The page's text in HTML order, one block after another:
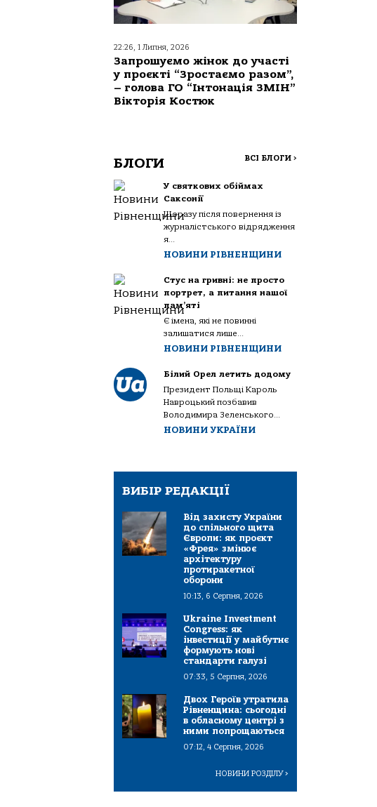
22:26, 1 Липня, 2026
Запрошуємо жінок до участі
у проєкті “Зростаємо разом”,
– голова ГО “Інтонація ЗМІН”
Вікторія Костюк
БЛОГИ ВСІ БЛОГИ >
У святкових обіймах
Саксонії
Щоразу після повернення із
журналістського відрядження
я...
НОВИНИ РІВНЕНЩИНИ
Стус на гривні: не просто
портрет, а питання нашої
пам’яті
Є імена, які не повинні
залишатися лише...
НОВИНИ РІВНЕНЩИНИ
Білий Орел летить додому
Президент Польщі Кароль
Навроцький позбавив
Володимира Зеленського...
НОВИНИ УКРАЇНИ
ВИБІР РЕДАКЦІЇ
Від захисту України
до спільного щита
Європи: як проєкт
«Фрея» змінює
архітектуру
протиракетної
оборони
10:13, 6 Серпня, 2026
Ukraine Investment
Congress: як
інвестиції у майбутнє
формують нові
стандарти галузі
07:33, 5 Серпня, 2026
Двох Героїв утратила
Рівненщина: сьогодні
в обласному центрі з
ними попрощаються
07:12, 4 Серпня, 2026
НОВИНИ РОЗДІЛУ>